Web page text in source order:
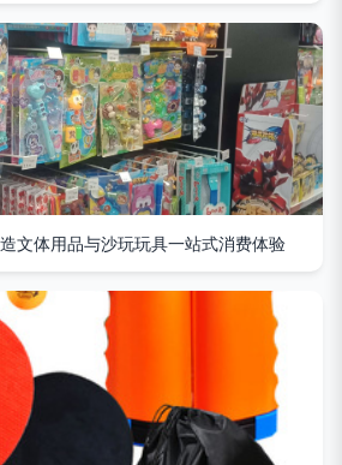
文体用品与沙玩玩具一站式消费体验